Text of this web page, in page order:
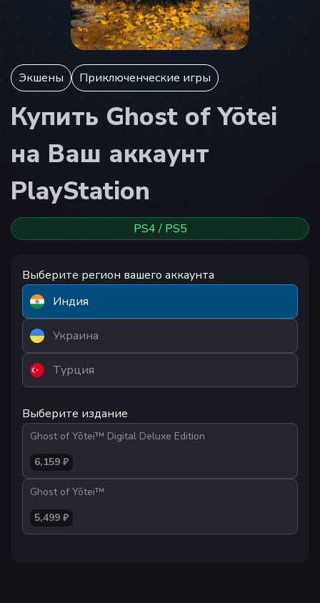
Экшены Приключенческие игры
Купить Ghost of Yōtei
на Ваш аккаунт
PlayStation
PS4 / PS5
Выберите регион вашего аккаунта
Индия
Украина
Турция
Выберите издание
Ghost of Yōtei™ Digital Deluxe Edition
6,159 ₽
Ghost of Yōtei™
5,499 ₽